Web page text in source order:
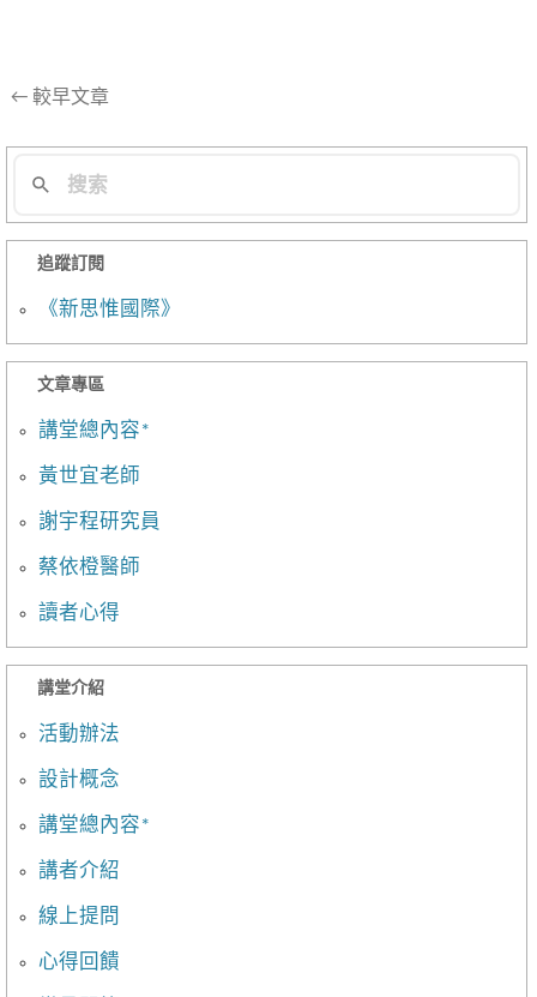
文
航
← 較早文章
追蹤訂閱
《新思惟國際》
文章專區
講堂總內容*
黃世宜老師
謝宇程研究員
蔡依橙醫師
讀者心得
講堂介紹
活動辦法
設計概念
講堂總內容*
講者介紹
線上提問
心得回饋